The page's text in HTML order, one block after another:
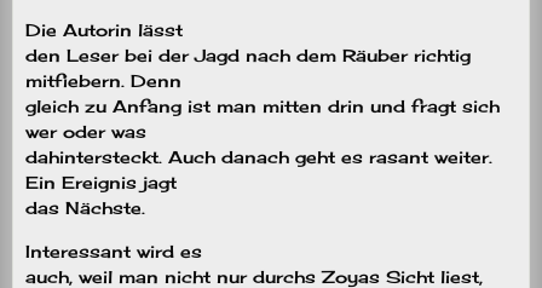
Die Autorin lässt
den Leser bei der Jagd nach dem Räuber richtig
mitfiebern. Denn
gleich zu Anfang ist man mitten drin und fragt sich
wer oder was
dahintersteckt. Auch danach geht es rasant weiter.
Ein Ereignis jagt
das Nächste.
Interessant wird es
auch, weil man nicht nur durchs Zoyas Sicht liest,